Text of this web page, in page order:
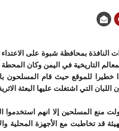
بمحافظة شبوة على الاعتداء
التاريخية في اليمن وكان
خطيرا للموقع حيث قام
اللبان التي اشتغلت عليها البعثة
منع المسلحين إلا انهم استخدموا